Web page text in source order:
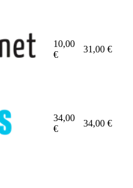
10,00
€
31,00 €
34,00
€
34,00 €